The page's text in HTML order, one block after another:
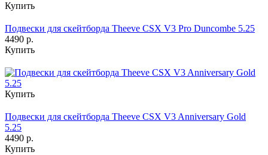
Купить
Подвески для скейтборда Theeve CSX V3 Pro Duncombe 5.25
4490 р.
Купить
Купить
Подвески для скейтборда Theeve CSX V3 Anniversary Gold
5.25
4490 р.
Купить